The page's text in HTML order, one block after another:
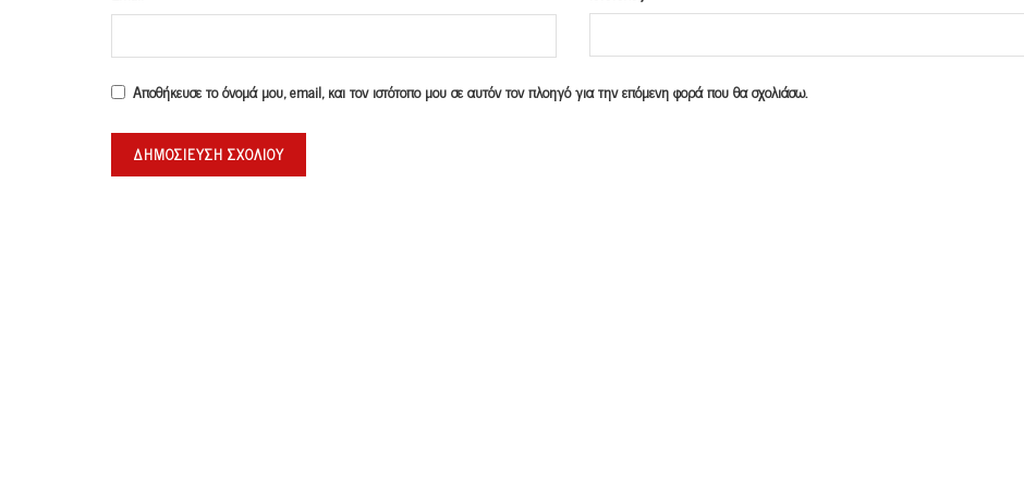
Αποθήκευσε το όνομά μου, email, και τον ιστότοπο μου σε αυτόν τον πλοηγό για την επόμενη φορά που θα σχολιάσω.